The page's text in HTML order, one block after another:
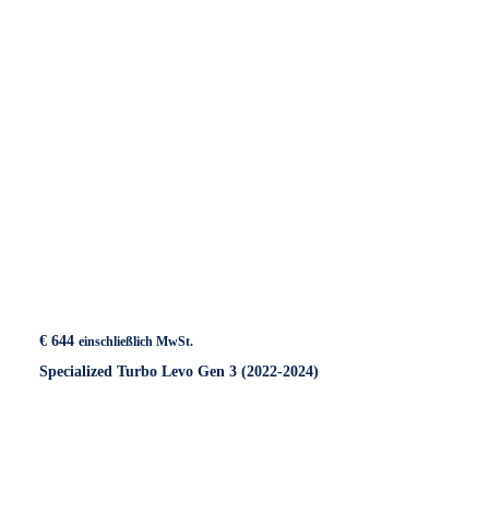
€ 644 einschließlich MwSt.
Specialized Turbo Levo Gen 3 (2022-2024)